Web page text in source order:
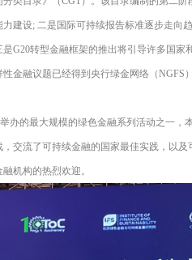
力建设; 二是国际可持续报告标准逐步走向趋
是G20转型金融框架的推出将引导许多国家
性金融议题已经得到央行绿金网络（NGFS
办的最大规模的绿色金融系列活动之一，
交流了可持续金融的国家最佳实践，以
机构的热烈欢迎。